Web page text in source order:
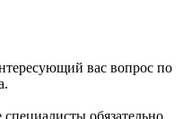
вас вопрос по
обязательно